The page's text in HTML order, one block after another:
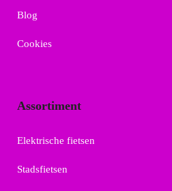
Blog
Cookies
Assortiment
Elektrische fietsen
Stadsfietsen